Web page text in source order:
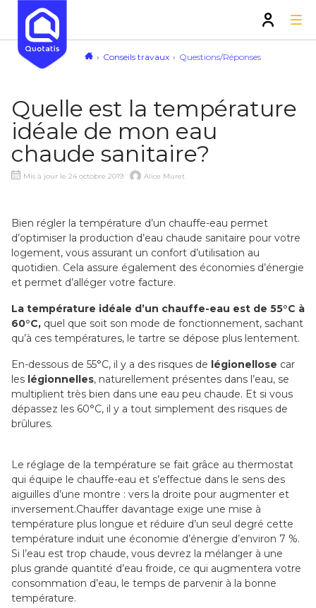
Conseils travaux Questions/Réponses
Quelle est la température
idéale de mon eau
chaude sanitaire?
Mis à jour le 24 octobre 2019 Alice Muret
Bien régler la température d’un chauffe-eau permet
d’optimiser la production d’eau chaude sanitaire pour votre
logement, vous assurant un confort d’utilisation au
quotidien. Cela assure également des économies d’énergie
et permet d’alléger votre facture.
La température idéale d’un chauffe-eau est de 55°C à
60°C, quel que soit son mode de fonctionnement, sachant
qu’à ces températures, le tartre se dépose plus lentement.
En-dessous de 55°C, il y a des risques de légionellose car
les légionnelles, naturellement présentes dans l’eau, se
multiplient très bien dans une eau peu chaude. Et si vous
dépassez les 60°C, il y a tout simplement des risques de
brûlures.
Le réglage de la température se fait grâce au thermostat
qui équipe le chauffe-eau et s’effectue dans le sens des
aiguilles d’une montre : vers la droite pour augmenter et
inversement.Chauffer davantage exige une mise à
température plus longue et réduire d’un seul degré cette
température induit une économie d’énergie d’environ 7 %.
Si l’eau est trop chaude, vous devrez la mélanger à une
plus grande quantité d’eau froide, ce qui augmentera votre
consommation d’eau, le temps de parvenir à la bonne
température.